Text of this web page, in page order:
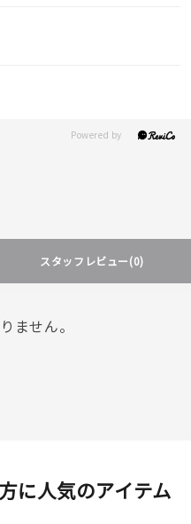
スタッフレビュー(0)
ません。
に人気のアイテム